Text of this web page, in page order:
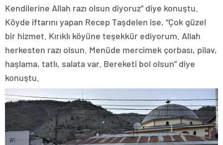
Kendilerine Allah razı olsun diyoruz” diye konuştu.
Köyde iftarını yapan Recep Taşdelen ise, “Çok güzel
bir hizmet. Kırıklı köyüne teşekkür ediyorum. Allah
herkesten razı olsun. Menüde mercimek çorbası, pilav,
haşlama, tatlı, salata var. Bereketi bol olsun” diye
konuştu.